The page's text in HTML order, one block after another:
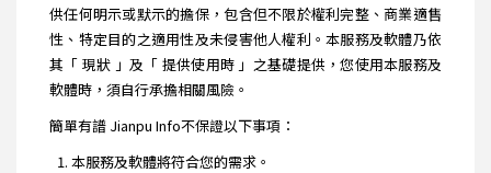
供任何明示或默示的擔保，包含但不限於權利完整、商業適售
性、特定目的之適用性及未侵害他人權利。本服務及軟體乃依
其「 現狀 」及「 提供使用時 」之基礎提供，您使用本服務及
軟體時，須自行承擔相關風險。
簡單有譜 Jianpu Info不保證以下事項：
本服務及軟體將符合您的需求。